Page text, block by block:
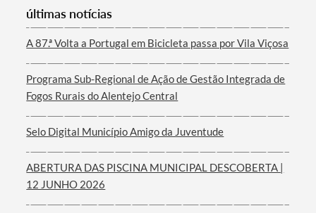
Categorias gerais
Filtros
últimas notícias
A 87.ª Volta a Portugal em Bicicleta passa por Vila Viçosa
Programa Sub-Regional de Ação de Gestão Integrada de
Fogos Rurais do Alentejo Central
Selo Digital Município Amigo da Juventude
ABERTURA DAS PISCINA MUNICIPAL DESCOBERTA |
12 JUNHO 2026